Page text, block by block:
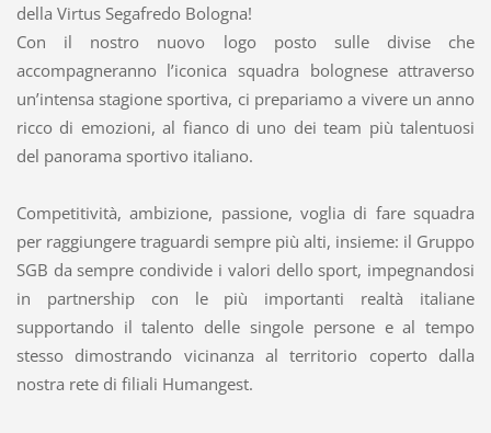
della Virtus Segafredo Bologna!
Con il nostro nuovo logo posto sulle divise che
accompagneranno l’iconica squadra bolognese attraverso
un’intensa stagione sportiva, ci prepariamo a vivere un anno
ricco di emozioni, al fianco di uno dei team più talentuosi
del panorama sportivo italiano.
Competitività, ambizione, passione, voglia di fare squadra
per raggiungere traguardi sempre più alti, insieme: il Gruppo
SGB da sempre condivide i valori dello sport, impegnandosi
in partnership con le più importanti realtà italiane
supportando il talento delle singole persone e al tempo
stesso dimostrando vicinanza al territorio coperto dalla
nostra rete di filiali Humangest.